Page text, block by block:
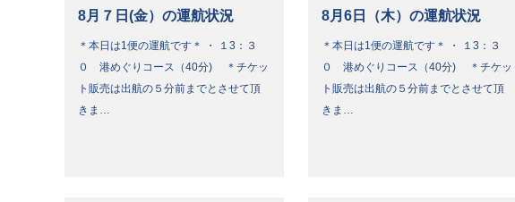
8月７日(金）の運航状況
＊本日は1便の運航です＊ ・ １3：３
０ 港めぐりコース（40分) ＊チケッ
ト販売は出航の５分前までとさせて頂
きま…
8月6日（木）の運航状況
＊本日は1便の運航です＊ ・ １3：３
０ 港めぐりコース（40分) ＊チケッ
ト販売は出航の５分前までとさせて頂
きま…